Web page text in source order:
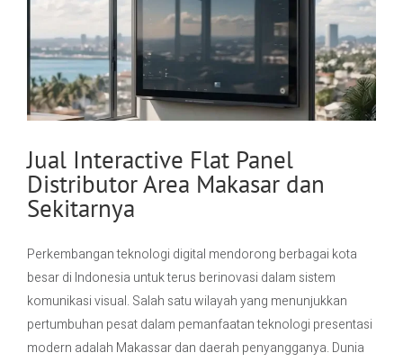
Jual Interactive Flat Panel
Distributor Area Makasar dan
Sekitarnya
Perkembangan teknologi digital mendorong berbagai kota
besar di Indonesia untuk terus berinovasi dalam sistem
komunikasi visual. Salah satu wilayah yang menunjukkan
pertumbuhan pesat dalam pemanfaatan teknologi presentasi
modern adalah Makassar dan daerah penyangganya. Dunia